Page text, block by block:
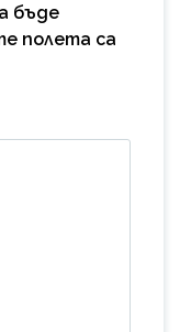
бъде
полета са